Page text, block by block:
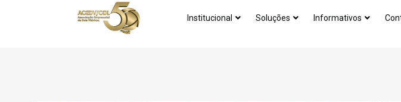
Institucional Soluções Informativos